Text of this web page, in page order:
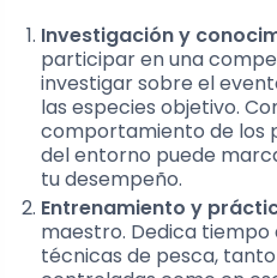
Investigación y
participar en una
investigar sobre el
las especies objetivo.
comportamiento de los
del entorno puede
tu desempeño.
Entrenamiento y
maestro. Dedica
técnicas de pesca,